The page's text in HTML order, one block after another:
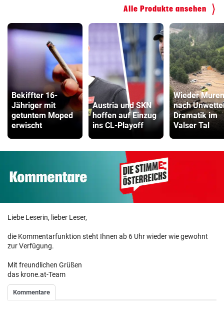
Fahrradanhänger Vergleich
ZUM VERGLEICH
Faszienrolle Vergleich
ZUM VERGLEICH
Hoverboard Vergleich
ZUM VERGLEICH
Alle Produkte ansehen
Bekiffter 16-
Jähriger mit
getuntem Moped
erwischt
Austria und SKN
hoffen auf Einzug
ins CL-Playoff
Wieder Muren
nach
Dramatik im
Valser Tal
Liebe Leserin, lieber Leser,
die Kommentarfunktion steht Ihnen ab 6 Uhr wieder wie gewohnt
zur Verfügung.
Mit freundlichen Grüßen
das krone.at-Team